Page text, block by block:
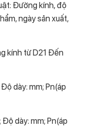
Đường kính, độ
ngày sản xuất,
kính từ D21 Đến
dày: mm; Pn(áp
dày: mm; Pn(áp